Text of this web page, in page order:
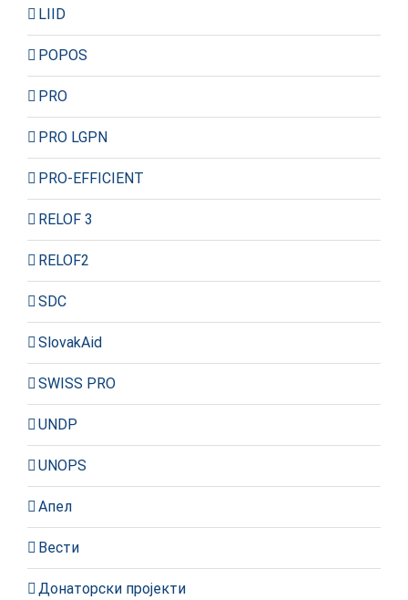
LIID
POPOS
PRO
PRO LGPN
PRO-EFFICIENT
RELOF 3
RELOF2
SDC
SlovakAid
SWISS PRO
UNDP
UNOPS
Апел
Вести
Донаторски пројекти